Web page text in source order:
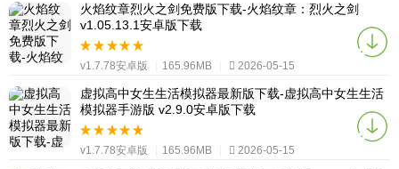
火焰纹章烈火之剑免费版下载-火焰纹章：烈火之剑
v1.05.13.1安卓版下载
v1.7.78安卓版 165.96MB 2026-05-15
虚拟高中女生生活模拟器最新版下载-虚拟高中女生生活
模拟器手游版 v2.9.0安卓版下载
v1.7.78安卓版 165.96MB 2026-05-15